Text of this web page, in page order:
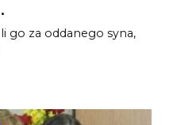
go za oddanego syna,